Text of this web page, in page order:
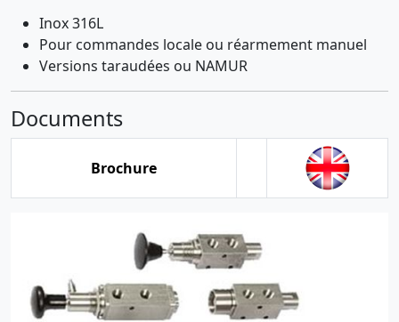
Inox 316L
Pour commandes locale ou réarmement manuel
Versions taraudées ou NAMUR
Documents
Brochure